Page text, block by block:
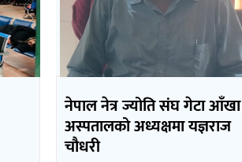
नेपाल नेत्र ज्योति संघ गेटा आँखा
अस्पतालको अध्यक्षमा यज्ञराज
चौधरी